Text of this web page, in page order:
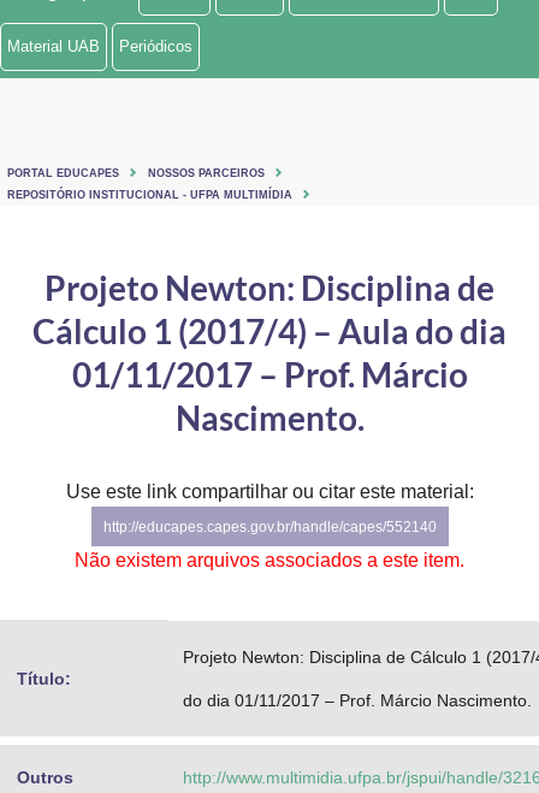
Ministério de Minas e Energia
Ministério do Turismo
Controladoria-Geral da União
Ministério da Mulher, da Família e dos Direitos Humanos
Gabinete de Segurança Institucional
Advocacia-Geral da União
Material UAB Periódicos
PORTAL EDUCAPES
NOSSOS PARCEIROS
REPOSITÓRIO INSTITUCIONAL - UFPA MULTIMÍDIA
Projeto Newton: Disciplina de
Cálculo 1 (2017/4) – Aula do dia
01/11/2017 – Prof. Márcio
Nascimento.
Use este link compartilhar ou citar este material:
http://educapes.capes.gov.br/handle/capes/552140
Não existem arquivos associados a este item.
Título:
Projeto Newton: Disciplina de Cálculo 1
do dia 01/11/2017 – Prof. Márcio Nascimento.
Outros http://www.multimidia.ufpa.br/jspui/handle/